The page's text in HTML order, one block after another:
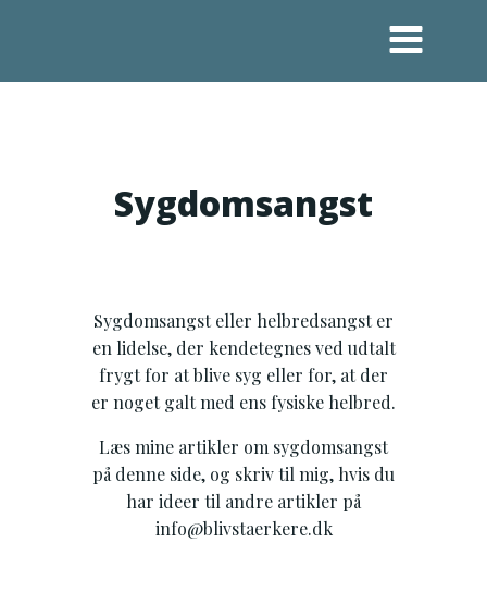
Sygdomsangst
Sygdomsangst eller helbredsangst er
en lidelse, der kendetegnes ved udtalt
frygt for at blive syg eller for, at der
er noget galt med ens fysiske helbred.
Læs mine artikler om sygdomsangst
på denne side, og skriv til mig, hvis du
har ideer til andre artikler på
info@blivstaerkere.dk